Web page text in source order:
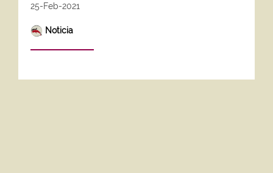
25-Feb-2021
Noticia